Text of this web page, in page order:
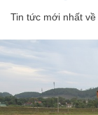
Tin tức mới nhất về